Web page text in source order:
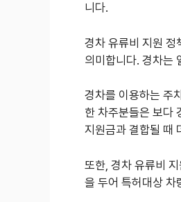
니다.
경차 유류비 지원 정
의미합니다. 경차는
경차를 이용하는 주
한 차주분들은 보다
지원금과 결합될 때
또한, 경차 유류비
을 두어 특허대상 차